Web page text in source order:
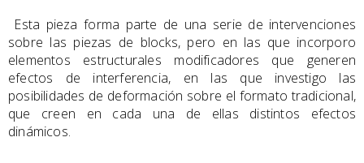
Esta pieza forma parte de una serie de intervenciones
sobre las piezas de blocks, pero en las que incorporo
elementos estructurales modificadores que generen
efectos de interferencia, en las que investigo las
posibilidades de deformación sobre el formato tradicional,
que creen en cada una de ellas distintos efectos
dinámicos.